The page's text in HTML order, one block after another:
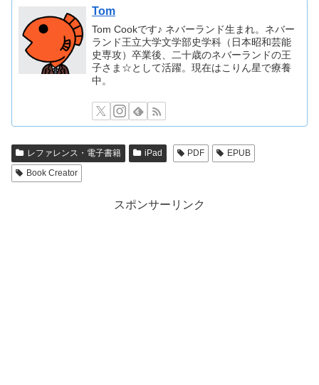
Tom
Tom Cookです♪ ネバーランド生まれ。ネバー
ランド王立大学文学部史学科（日本昭和芸能
史専攻）卒業後、二十歳のネバーランドの王
子さま☆として活躍。現在はこりん星で療養
中。
レファレンス・電子書籍 iPad PDF
EPUB
Book Creator
スポンサーリンク